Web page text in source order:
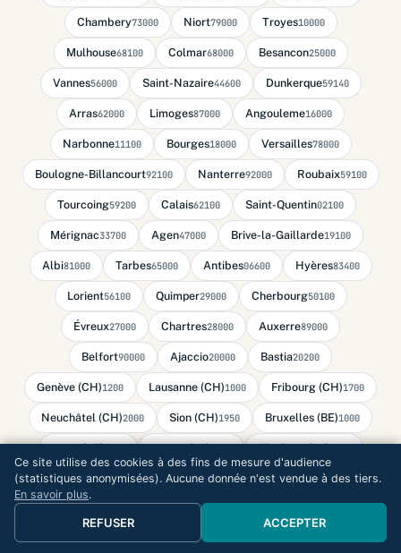
Chambery73000 Niort79000 Troyes10000
Mulhouse68100 Colmar68000 Besancon25000
Vannes56000 Saint-Nazaire44600 Dunkerque59140
Arras62000 Limoges87000 Angouleme16000
Narbonne11100 Bourges18000 Versailles78000
Boulogne-Billancourt92100 Nanterre92000 Roubaix59100
Tourcoing59200 Calais62100 Saint-Quentin02100
Mérignac33700 Agen47000 Brive-la-Gaillarde19100
Albi81000 Tarbes65000 Antibes06600 Hyères83400
Lorient56100 Quimper29000 Cherbourg50100
Évreux27000 Chartres28000 Auxerre89000
Belfort90000 Ajaccio20000 Bastia20200
Genève (CH)1200 Lausanne (CH)1000 Fribourg (CH)1700
Neuchâtel (CH)2000 Sion (CH)1950 Bruxelles (BE)1000
Liège (BE)4000 Namur (BE)5000 Charleroi (BE)6000
Mons (BE)7000 Luxembourg (LU) L-1009
Andorre-la-Vieille (AD)
Ce site utilise des cookies à des fins de mesure d'audience
(statistiques anonymisées). Aucune donnée n'est vendue à des tiers.
En savoir plus.
REFUSER ACCEPTER